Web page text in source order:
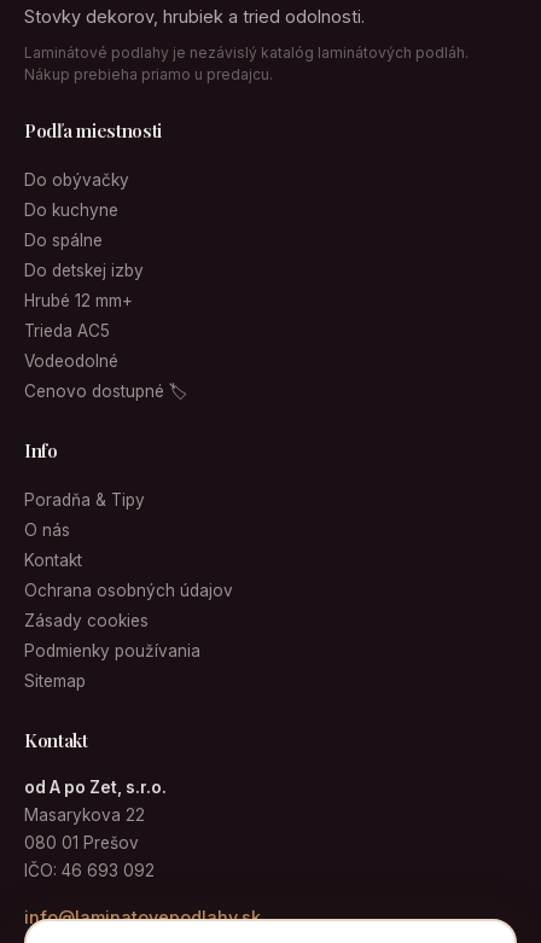
Stovky dekorov, hrubiek a tried odolnosti.
Laminátové podlahy je nezávislý katalóg laminátových podláh.
Nákup prebieha priamo u predajcu.
Podľa miestnosti
Do obývačky
Do kuchyne
Do spálne
Do detskej izby
Hrubé 12 mm+
Trieda AC5
Vodeodolné
Cenovo dostupné 🏷
Info
Poradňa & Tipy
O nás
Kontakt
Ochrana osobných údajov
Zásady cookies
Podmienky používania
Sitemap
Kontakt
od A po Zet, s.r.o.
Masarykova 22
080 01 Prešov
IČO: 46 693 092
info@laminatovepodlahy.sk